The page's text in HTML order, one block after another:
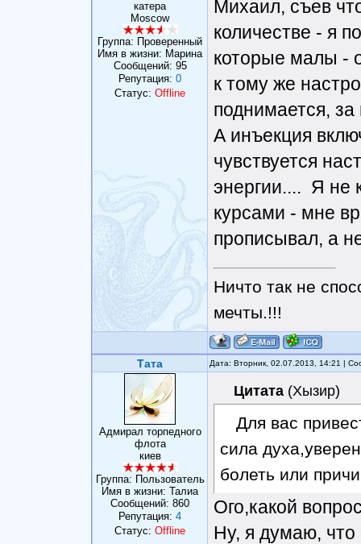
катера
Moscow
Группа: Проверенный
Имя в жизни: Марина
Сообщений: 95
Репутация: 0
Статус: Offline
Михаил, съев
количестве - я
которые малы -
к тому же
поднимается,
А инъекция
чувствуется
энергии.... Я не
курсами - мне
прописывал, а
Ничто так не
мечты.!!!
Тата Дата: Вторник, 02.07.2013, 14:21 |
Адмирал торпедного
флота
киев
Группа: Пользователь
Имя в жизни: Талиа
Сообщений: 860
Репутация: 4
Статус: Offline
Цитата (Хызир)
Для вас
сила
болеть или
Ого,какой
Ну, я думаю,